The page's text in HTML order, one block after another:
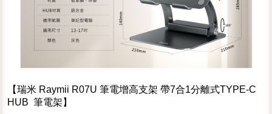
【瑞米 Raymii R07U 筆電增高支架 帶7合1分離式TYPE-C
HUB 筆電架】